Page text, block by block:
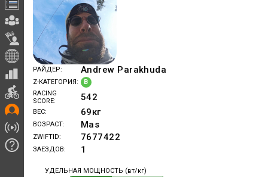
РАЙДЕР Andrew Parakhuda
Z-КАТЕГОРИЯ
B
RACING
SCORE
542
ВЕС 69кг
ВОЗРАСТ Mas
ZWIFTID 7677422
ЗАЕЗДОВ 1
УДЕЛЬНАЯ МОЩНОСТЬ (вт/кг)